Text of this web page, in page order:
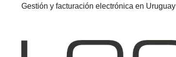
Gestión y facturación electrónica en Uruguay